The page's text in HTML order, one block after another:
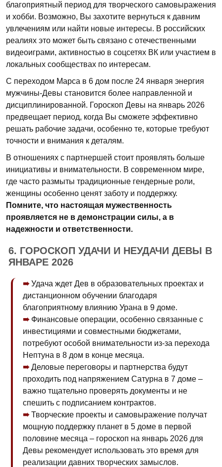
благоприятный период для творческого самовыражения
и хобби. Возможно, Вы захотите вернуться к давним
увлечениям или найти новые интересы. В российских
реалиях это может быть связано с отечественными
видеоиграми, активностью в соцсетях ВК или участием в
локальных сообществах по интересам.
С переходом Марса в 6 дом после 24 января энергия
мужчины-Девы становится более направленной и
дисциплинированной. Гороскоп Девы на январь 2026
предвещает период, когда Вы сможете эффективно
решать рабочие задачи, особенно те, которые требуют
точности и внимания к деталям.
В отношениях с партнершей стоит проявлять больше
инициативы и внимательности. В современном мире,
где часто размыты традиционные гендерные роли,
женщины особенно ценят заботу и поддержку.
Помните, что настоящая мужественность
проявляется не в демонстрации силы, а в
надежности и ответственности.
6. ГОРОСКОП УДАЧИ И НЕУДАЧИ ДЕВЫ В
ЯНВАРЕ 2026
Удача ждет Дев в образовательных проектах и
дистанционном обучении благодаря
благоприятному влиянию Урана в 9 доме.
Финансовые операции, особенно связанные с
инвестициями и совместными бюджетами,
потребуют особой внимательности из-за перехода
Нептуна в 8 дом в конце месяца.
Деловые переговоры и партнерства будут
проходить под напряжением Сатурна в 7 доме –
важно тщательно проверять документы и не
спешить с подписанием контрактов.
Творческие проекты и самовыражение получат
мощную поддержку планет в 5 доме в первой
половине месяца – гороскоп на январь 2026 для
Девы рекомендует использовать это время для
реализации давних творческих замыслов.